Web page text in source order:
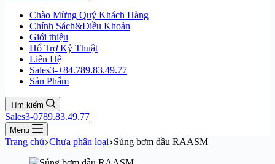
Chào Mừng Quý Khách Hàng
Chính Sách&Điều Khoản
Giới thiệu
Hổ Trợ Kỷ Thuật
Liên Hệ
Sales3-+84.789.83.49.77
Sản Phẩm
Tìm kiếm
Sales3-0789.83.49.77
Menu
Trang chủ Chưa phân loại Súng bơm dầu RAASM